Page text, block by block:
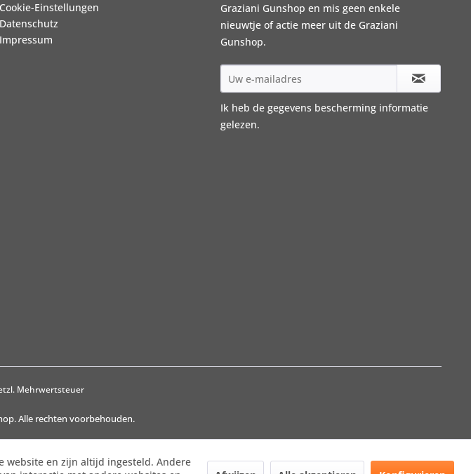
Cookie-Einstellungen
Datenschutz
Impressum
Graziani Gunshop en mis geen enkele
nieuwtje of actie meer uit de Graziani
Gunshop.
Ik heb de gegevens bescherming informatie
gelezen.
Mehrwertsteuer
Alle rechten voorbehouden.
website en zijn altijd ingesteld. Andere